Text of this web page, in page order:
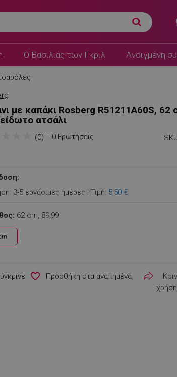
Ο Βασιλιάς των Γκριλ Ανοιγμένη
με καπάκι Rosberg R51211A60S, 62
ατσάλι
(0) 0 Ερωτήσεις
3-5 εργάσιμες ημέρες | Τιμή: 5,50 €
62 cm, 89,99
favorite_border
χρήση